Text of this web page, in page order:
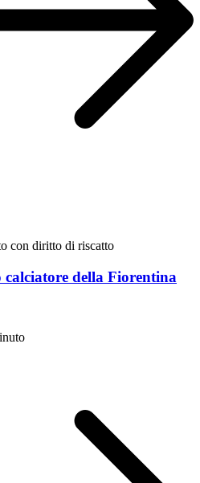
con diritto di riscatto
della Fiorentina